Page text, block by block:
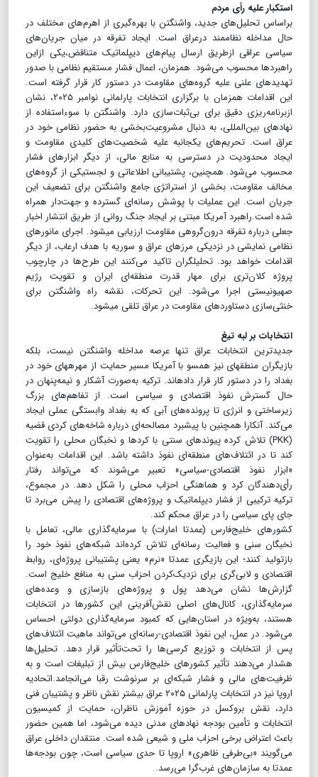
استکبار علیه رأی مردم
براساس تحلیل‌های جدید، واشنگتن با بهره‌گیری از اهرم‌های مختلف در
حال مداخله نظام‎مند درعراق است. ایجاد تفرقه در میان جریان‌های
سیاسی عراقی ازطریق ارسال پیام‌های دیپلماتیک متناقض،یکی ازاین
راهبردها محسوب می‌شود. همزمان، اعمال فشار مستقیم نظامی با صدور
تهدیدهای علنی علیه گروه‌های مقاومت در دستور کار قرار گرفته است.
این اقدامات همزمان با برگزاری انتخابات پارلمانی نوامبر ۲۰۲۵، نشان
ازبرنامه‌ریزی دقیق برای بی‌ثبات‌سازی دارد. واشنگتن با سوءاستفاده از
نهادهای بین‌المللی، به دنبال مشروعیت‌بخشی به حضور نظامی خود در
عراق است. تحریم‌های یکجانبه علیه شخصیت‌های کلیدی مقاومت و
ایجاد محدودیت در دسترسی به منابع مالی، از دیگر ابزارهای فشار
محسوب می‌شود. همچنین، پشتیبانی اطلاعاتی و لجستیکی از گروه‌های
مخالف مقاومت، بخشی از استراتژی جامع واشنگتن برای تضعیف این
جریان است. این عملیات با پوشش رسانه‌ای گسترده و جهت‌دار همراه
شده است.راهبرد آمریکا مبتنی بر ایجاد جنگ روانی از طریق انتشار اخبار
جعلی درباره تفرقه درون‌گروهی مقاومت ارزیابی می‎شود. اجرای مانورهای
نظامی نمایشی در نزدیکی مرزهای عراق و سوریه با هدف ارعاب، از دیگر
اقدامات خواهد بود. تحلیلگران تاکید می‌کنند این طرح‌ها در چارچوب
پروژه کلان‌تری برای مهار قدرت منطقه‌ای ایران و تقویت رژیم
صهیونیستی اجرا می‌شود. این تحرکات، نقشه راه واشنگتن برای
خنثی‌سازی دستاوردهای مقاومت در عراق تلقی می‎شود.
انتخابات بر لبه تیغ
جدیدترین انتخابات عراق تنها عرصه مداخله واشنگتن نیست، بلکه
بازیگران منطقه‎ای نیز هم‎سو با آمریکا مسیر حمایت از مهره‎های خود در
بغداد را در دستور کار قرار داده‎اند. ترکیه به‌صورت آشکار و نیمه‌پنهان در
حال گسترش نفوذ اقتصادی و سیاسی است. از تفاهم‌های بزرگ
زیرساختی و انرژی تا پرونده‌های آبی که به بغداد وابستگی عملی ایجاد
می‌کند. آنکارا همچنین با پیشبرد مصالحه‌ای درباره شاخه‌های کردی قضیه‌
(PKK)‌ تلاش کرده پیوندهای سنتی با کردها و نخبگان محلی را تقویت
کند تا در ائتلاف‌های منطقه‌ای نفوذ داشته باشد. این اقدامات به‌عنوان
«ابزار نفوذ اقتصادی-سیاسی» تعبیر می‌شوند که می‌تواند رفتار
رأی‌دهندگان کرد و هماهنگی احزاب محلی را شکل دهد. در مجموع،
ترکیه ترکیبی از فشار دیپلماتیک و پروژه‌های اقتصادی را پیش می‌برد تا
جای پای سیاسی را در عراق محکم کند.
کشورهای خلیج‌فارس (عمدتا امارات) با سرمایه‌گذاری مالی، تعامل با
نخبگان سنی و فعالیت رسانه‌ای تلاش کرده‌اند شبکه‌های نفوذ خود را
بازتولید کنند؛ این بازیگری عمدتا «نرم» یعنی پشتیبانی پروژه‌ای، روابط
اقتصادی و لابی‌گری برای نزدیک‌کردن احزاب سنی به منافع خلیج است.
گزارش‌ها نشان می‌دهد پول و پروژه‌های بازسازی و وعده‌های
سرمایه‌گذاری، کانال‌های اصلی نقش‌آفرینی این کشورها در انتخابات
هستند، به‌ویژه در استان‌هایی که کمبود سرمایه‌گذاری دولتی احساس
می‌شود. در عمل، این نفوذ اقتصادی-رسانه‌ای می‌تواند ماهیت ائتلاف‌های
پس از انتخابات و توزیع کرسی‌ها را تحت‌تأثیر قرار دهد. تحلیل‌ها
هشدار می‌دهند تأثیر کشورهای خلیج‌فارس بیش از تبلیغات است و به
ظرفیت‌های مالی و فشار شبکه‌ای بر سرنوشت رقبا می‌انجامد.اتحادیه
اروپا نیز در انتخابات پارلمانی ۲۰۲۵ عراق بیشتر نقش ناظر و پشتیبان فنی
دارد، نقش بروکسل در حوزه آموزش ناظران، حمایت از کمیسیون
انتخابات و تأمین بودجه نهادهای مدنی دیده می‌شود، اما همین حضور
باعث اعتراض برخی احزاب ملی و شیعی شده است. منتقدان داخلی عراق
می‌گویند «بی‌طرفی ظاهری» اروپا تا حدی سیاسی است، چون بودجه‌ها
عمدتا به سازمان‌های غرب‌گرا می‌رسد.